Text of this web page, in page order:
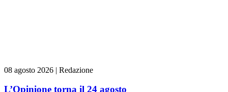
08 agosto 2026 | Redazione
L’Opinione torna il 24 agosto